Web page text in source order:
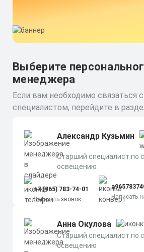
Выберите
менеджера
Если вам необходимо связаться
специалистом, перейдите в
Александр Кузьмин
Старший специалист по
освещению
+7 (965) 783-74-01
Заказать звонок
Написать
Анна Окулова
Старший специалист по
освещению